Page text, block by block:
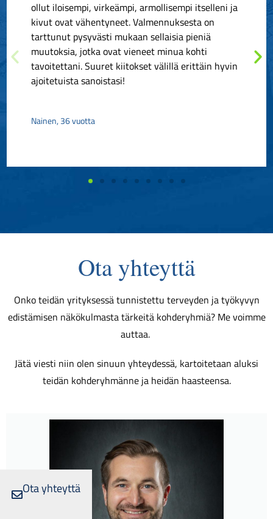
ollut iloisempi, virkeämpi, armollisempi itselleni ja
kivut ovat vähentyneet. Valmennuksesta on
tarttunut pysyvästi mukaan sellaisia pieniä
muutoksia, jotka ovat vieneet minua kohti
tavoitettani. Suuret kiitokset välillä erittäin hyvin
ajoitetuista sanoistasi!
Nainen, 36 vuotta
Ota yhteyttä
Onko teidän yrityksessä tunnistettu terveyden ja työkyvyn
edistämisen näkökulmasta tärkeitä kohderyhmiä? Me voimme
auttaa.
Jätä viesti niin olen sinuun yhteydessä, kartoitetaan aluksi
teidän kohderyhmänne ja heidän haasteensa.
Ota yhteyttä